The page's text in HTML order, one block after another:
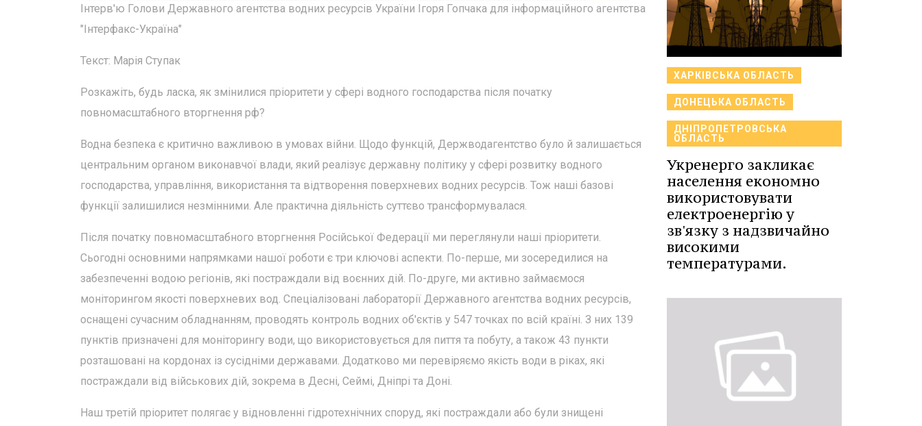
Інтерв'ю Голови Державного агентства водних ресурсів України Ігоря Гопчака для інформаційного агентства
"Інтерфакс-Україна"
Текст: Марія Ступак
Розкажіть, будь ласка, як змінилися пріоритети у сфері водного господарства після початку
повномасштабного вторгнення рф?
Водна безпека є критично важливою в умовах війни. Щодо функцій, Держводагентство було й залишається
центральним органом виконавчої влади, який реалізує державну політику у сфері розвитку водного
господарства, управління, використання та відтворення поверхневих водних ресурсів. Тож наші базові
функції залишилися незмінними. Але практична діяльність суттєво трансформувалася.
Після початку повномасштабного вторгнення Російської Федерації ми переглянули наші пріоритети.
Сьогодні основними напрямками нашої роботи є три ключові аспекти. По-перше, ми зосередилися на
забезпеченні водою регіонів, які постраждали від воєнних дій. По-друге, ми активно займаємося
моніторингом якості поверхневих вод. Спеціалізовані лабораторії Державного агентства водних ресурсів,
оснащені сучасним обладнанням, проводять контроль водних об'єктів у 547 точках по всій країні. З них 139
пунктів призначені для моніторингу води, що використовується для пиття та побуту, а також 43 пункти
розташовані на кордонах із сусідніми державами. Додатково ми перевіряємо якість води в ріках, які
постраждали від військових дій, зокрема в Десні, Сеймі, Дніпрі та Доні.
Наш третій пріоритет полягає у відновленні гідротехнічних споруд, які постраждали або були знищені
ХАРКІВСЬКА ОБЛАСТЬ
ДОНЕЦЬКА ОБЛАСТЬ
ДНІПРОПЕТРОВСЬКА
ОБЛАСТЬ
Укренерго закликає
населення економно
використовувати
електроенергію у
зв'язку з надзвичайно
високими
температурами.